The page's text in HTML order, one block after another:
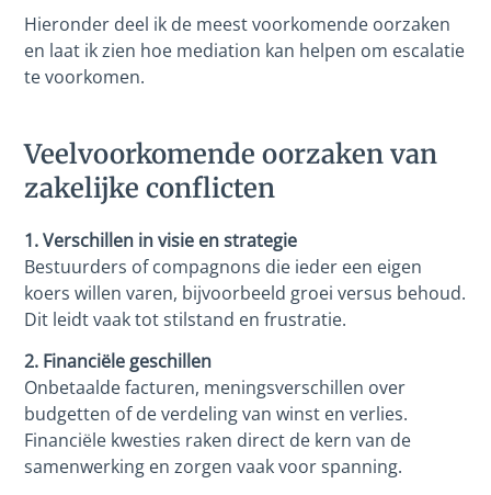
Hieronder deel ik de meest voorkomende oorzaken
en laat ik zien hoe mediation kan helpen om escalatie
te voorkomen.
Veelvoorkomende oorzaken van
zakelijke conflicten
1. Verschillen in visie en strategie
Bestuurders of compagnons die ieder een eigen
koers willen varen, bijvoorbeeld groei versus behoud.
Dit leidt vaak tot stilstand en frustratie.
2. Financiële geschillen
Onbetaalde facturen, meningsverschillen over
budgetten of de verdeling van winst en verlies.
Financiële kwesties raken direct de kern van de
samenwerking en zorgen vaak voor spanning.